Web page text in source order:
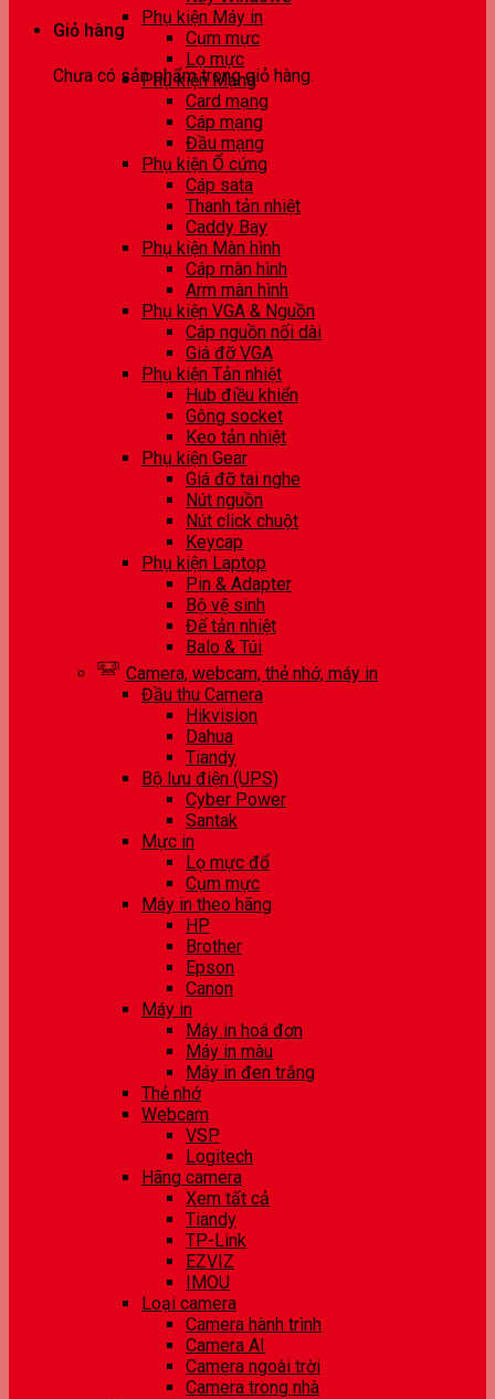
Giỏ hàng
Chưa có sản phẩm trong giỏ hàng.
Phụ kiện Máy in
Cụm mực
Lọ mực
Phụ kiện Mạng
Card mạng
Cáp mạng
Đầu mạng
Phụ kiện Ổ cứng
Cáp sata
Thanh tản nhiệt
Caddy Bay
Phụ kiện Màn hình
Cáp màn hình
Arm màn hình
Phụ kiện VGA & Nguồn
Cáp nguồn nối dài
Giá đỡ VGA
Phụ kiện Tản nhiệt
Hub điều khiển
Gông socket
Keo tản nhiệt
Phụ kiện Gear
Giá đỡ tai nghe
Nút nguồn
Nút click chuột
Keycap
Phụ kiện Laptop
Pin & Adapter
Bộ vệ sinh
Đế tản nhiệt
Balo & Túi
Camera, webcam, thẻ nhớ, máy in
Đầu thu Camera
Hikvision
Dahua
Tiandy
Bộ lưu điện (UPS)
Cyber Power
Santak
Mực in
Lọ mực đổ
Cụm mực
Máy in theo hãng
HP
Brother
Epson
Canon
Máy in
Máy in hoá đơn
Máy in màu
Máy in đen trắng
Thẻ nhớ
Webcam
VSP
Logitech
Hãng camera
Xem tất cả
Tiandy
TP-Link
EZVIZ
IMOU
Loại camera
Camera hành trình
Camera AI
Camera ngoài trời
Camera trong nhà